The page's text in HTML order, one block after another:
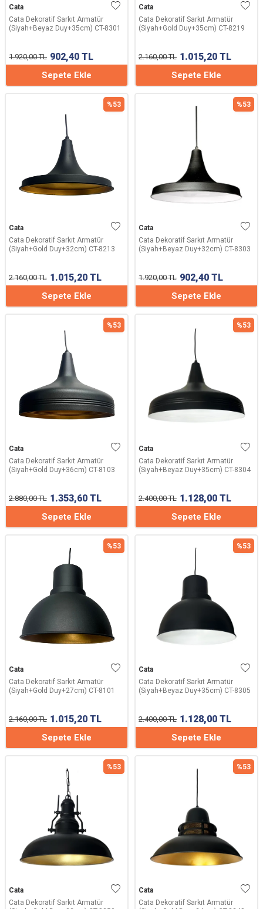
Cata
Cata Dekoratif Sarkıt Armatür
(Siyah+Beyaz Duy+35cm) CT-8301
1.920,00TL 902,40 TL
Sepete Ekle
Cata
Cata Dekoratif Sarkıt Armatür
(Siyah+Gold Duy+35cm) CT-8219
2.160,00TL 1.015,20 TL
Sepete Ekle
%53
Cata
Cata Dekoratif Sarkıt Armatür
(Siyah+Gold Duy+32cm) CT-8213
2.160,00TL 1.015,20 TL
Sepete Ekle
%53
Cata
Cata Dekoratif Sarkıt Armatür
(Siyah+Beyaz Duy+32cm) CT-8303
1.920,00TL 902,40 TL
Sepete Ekle
%53
Cata
Cata Dekoratif Sarkıt Armatür
(Siyah+Gold Duy+36cm) CT-8103
2.880,00TL 1.353,60 TL
Sepete Ekle
%53
Cata
Cata Dekoratif Sarkıt Armatür
(Siyah+Beyaz Duy+35cm) CT-8304
2.400,00TL 1.128,00 TL
Sepete Ekle
%53
Cata
Cata Dekoratif Sarkıt Armatür
(Siyah+Gold Duy+27cm) CT-8101
2.160,00TL 1.015,20 TL
Sepete Ekle
%53
Cata
Cata Dekoratif Sarkıt Armatür
(Siyah+Beyaz Duy+35cm) CT-8305
2.400,00TL 1.128,00 TL
Sepete Ekle
%53
Cata
Cata Dekoratif Sarkıt Armatür
%53
Cata
Cata Dekoratif Sarkıt Armatür